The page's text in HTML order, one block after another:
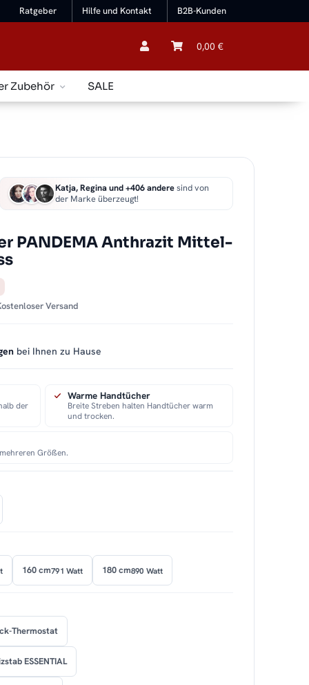
Ratgeber Hilfe und Kontakt B2B-Kunden
0,00 €
Zubehör SALE
Katja, Regina und +406 anderesind von
der Marke überzeugt!
PANDEMA Anthrazit Mittel-
Versand
bei Ihnen zu Hause
der
Warme Handtücher
Breite Streben halten Handtücher warm
und trocken.
Größen.
160 cm791 Watt 180 cm890 Watt
Thermostat
ESSENTIAL